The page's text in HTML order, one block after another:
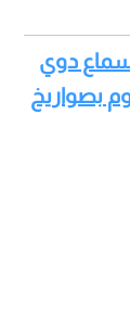
سماع دوي
بصواريخ